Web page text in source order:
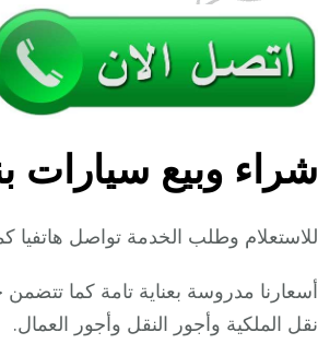
شراء وبيع سيارات
للاستعلام وطلب الخدمة تواصل هاتفيا
أسعارنا مدروسة بعناية تامة كما
نقل الملكية وأجور النقل وأجور العمال.